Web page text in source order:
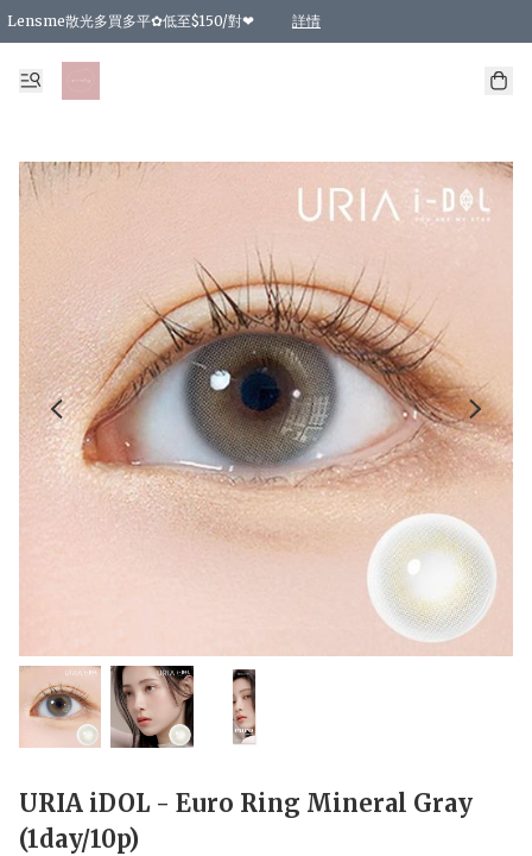
Lensme散光多買多平✿低至$150/對❤ 詳情
台灣Karacon⁩✧日拋 特價清貨❁⃘
日本韓國多款日/月拋現貨☼ 特價❤︎數量有限 售完即止
🇰🇷韓國多款月拋現貨 特價兩對$99✿數量有限 售完即止♫
精選商品，任選買2件或以上9 折；買4件或以上85 折；買6件或以上8 折
精選商品，任選買2件HKD 140.00；買4件HKD 260.00
精選商品，任選買2件HKD 190.00；買4件HKD 360.00
精選商品，任選買2件HKD 110.00；買4件HKD 180.00
精選商品，任選買2件HKD 170.00；買4件HKD 320.00
精選商品，任選買2件或以上減HKD 148.00
精選商品，任選買2件或以上減HKD 148.00
精選商品，任選買2件或以上95 折；買4件或以上9 折；買6件或以上85 折；買8件
精選商品，任選買12件或以上87 折
精選商品，任選買2件或以上減HKD 16.00；買4件或以上減HKD 32.00；買6
精選商品，任選買2件或以上95 折；買4件或以上9 折；買8件或以上85 折；買12
購物滿 HKD 800.00即享免運費優惠！（適用於 特定的送貨方式 )
URIA iDOL - Euro Ring Mineral Gray
(1day/10p)